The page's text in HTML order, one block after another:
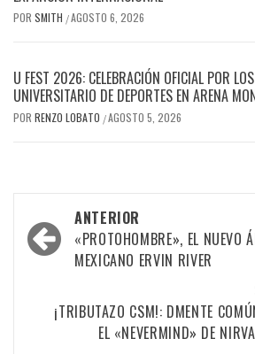
POR SMITH /AGOSTO 6, 2026
U FEST 2026: CELEBRACIÓN OFICIAL POR
UNIVERSITARIO DE DEPORTES EN ARENA
POR RENZO LOBATO /AGOSTO 5, 2026
Navegación
por
entradas
ANTERIOR
«PROTOHOMBRE», EL NUEVO
MEXICANO ERVIN RIVER
¡TRIBUTAZO CSM!: DMENTE
EL «NEVERMIND» DE